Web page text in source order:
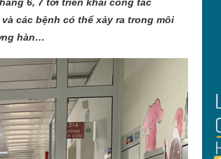
các bệnh có thể xảy ra trong môi
hàn…